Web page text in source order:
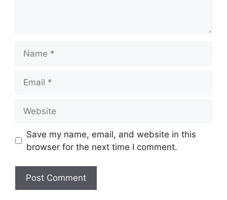
Save my name, email, and website in this
browser for the next time I comment.